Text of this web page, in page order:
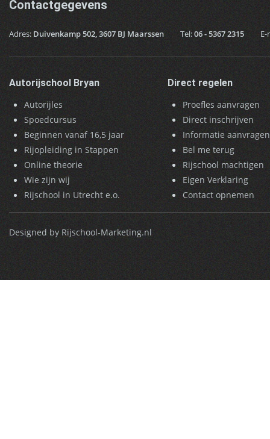
Contactgegevens
Adres:Duivenkamp 502, 3607 BJ Maarssen Tel:06 - 5367 2315
Autorijschool Bryan
Autorijles
Spoedcursus
Beginnen vanaf 16,5 jaar
Rijopleiding in Stappen
Online theorie
Wie zijn wij
Rijschool in Utrecht e.o.
Direct regelen
Proefles aanvragen
Direct inschrijven
Informatie aanvragen
Bel me terug
Rijschool machtigen
Eigen Verklaring
Contact opnemen
Designed by Rijschool-Marketing.nl